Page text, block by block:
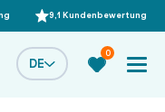
9,1 Kundenbewertung
DE
0